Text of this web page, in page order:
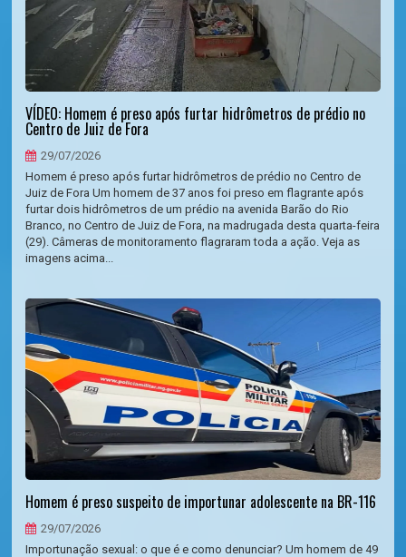
VÍDEO: Homem é preso após furtar hidrômetros de prédio no
Centro de Juiz de Fora
29/07/2026
Homem é preso após furtar hidrômetros de prédio no Centro de
Juiz de Fora Um homem de 37 anos foi preso em flagrante após
furtar dois hidrômetros de um prédio na avenida Barão do Rio
Branco, no Centro de Juiz de Fora, na madrugada desta quarta-feira
(29). Câmeras de monitoramento flagraram toda a ação. Veja as
imagens acima...
Homem é preso suspeito de importunar adolescente na BR-116
29/07/2026
Importunação sexual: o que é e como denunciar? Um homem de 49